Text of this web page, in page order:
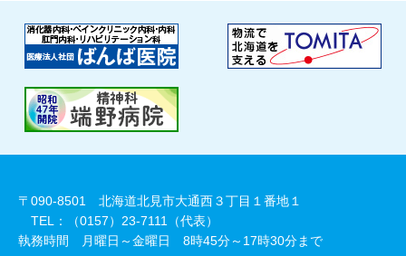
〒090-8501 北海道北見市大通西３丁目１番地１
TEL：（0157）23-7111（代表）
執務時間 月曜日～金曜日 8時45分～17時30分まで